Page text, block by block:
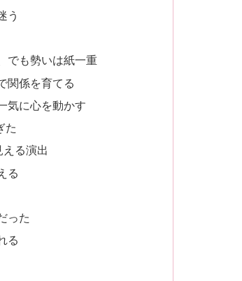
う
でも勢いは紙一重
関係を育てる
気に心を動かす
た
える演出
る
った
る